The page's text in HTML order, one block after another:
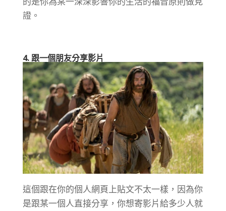
證。
4. 跟一個朋友分享影片
這個跟在你的個人網頁上貼文不太一樣，因為你
是跟某一個人直接分享，你想寄影片給多少人就